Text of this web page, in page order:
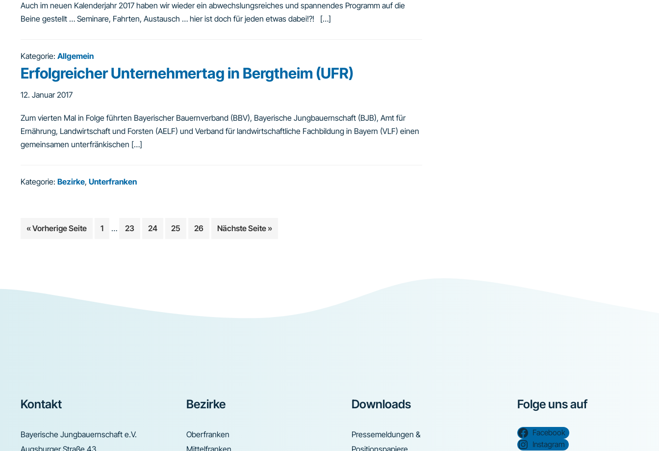
Auch im neuen Kalenderjahr 2017 haben wir wieder ein abwechslungsreiches und spannendes Programm auf die
Beine gestellt … Seminare, Fahrten, Austausch … hier ist doch für jeden etwas dabei!?! […]
Kategorie: Allgemein
Erfolgreicher Unternehmertag in Bergtheim (UFR)
12. Januar 2017
Zum vierten Mal in Folge führten Bayerischer Bauernverband (BBV), Bayerische Jungbauernschaft (BJB), Amt für
Ernährung, Landwirtschaft und Forsten (AELF) und Verband für landwirtschaftliche Fachbildung in Bayern (VLF) einen
gemeinsamen unterfränkischen […]
Kategorie: Bezirke, Unterfranken
« Vorherige Seiteaufrufen
Seite
1
Weggelassene
… Seite
23 Seite
24 Seite
25 Seite
26 Nächste Seiteaufrufen
»
Footer
Kontakt
Bayerische Jungbauernschaft e.V.
Augsburger Straße 43
Bezirke
Oberfranken
Mittelfranken
Downloads
Pressemeldungen &
Positionspapiere
Folge uns auf
Facebook
Instagram